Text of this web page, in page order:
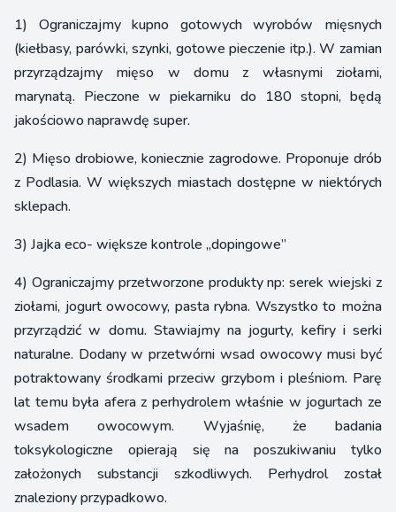
1) Ograniczajmy kupno gotowych wyrobów mięsnych
(kiełbasy, parówki, szynki, gotowe pieczenie itp.). W zamian
przyrządzajmy mięso w domu z własnymi ziołami,
marynatą. Pieczone w piekarniku do 180 stopni, będą
jakościowo naprawdę super.
2) Mięso drobiowe, koniecznie zagrodowe. Proponuje drób
z Podlasia. W większych miastach dostępne w niektórych
sklepach.
3) Jajka eco- większe kontrole „dopingowe”
4) Ograniczajmy przetworzone produkty np: serek wiejski z
ziołami, jogurt owocowy, pasta rybna. Wszystko to można
przyrządzić w domu. Stawiajmy na jogurty, kefiry i serki
naturalne. Dodany w przetwórni wsad owocowy musi być
potraktowany środkami przeciw grzybom i pleśniom. Parę
lat temu była afera z perhydrolem właśnie w jogurtach ze
wsadem owocowym. Wyjaśnię, że badania
toksykologiczne opierają się na poszukiwaniu tylko
założonych substancji szkodliwych. Perhydrol został
znaleziony przypadkowo.